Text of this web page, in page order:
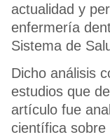
actualidad y
enfermería
Sistema de
Dicho análisis
estudios que
artículo fue
científica sobre